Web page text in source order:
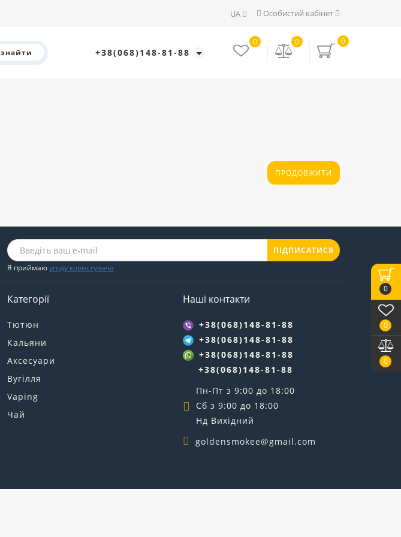
0
0
0
Особистий кабінет
UA
знайти +38(068)148-81-88
0
0
0
ПРОДОВЖИТИ
ПІДПИСАТИСЯ
Я приймаюугоду користувача
Категорії
Тютюн
Кальяни
Аксесуари
Вугілля
Vaping
Чай
Наші контакти
+38(068)148-81-88
+38(068)148-81-88
+38(068)148-81-88
+38(068)148-81-88
Пн-Пт з 9:00 до 18:00
Сб з 9:00 до 18:00
Нд Вихідний
goldensmokee@gmail.com